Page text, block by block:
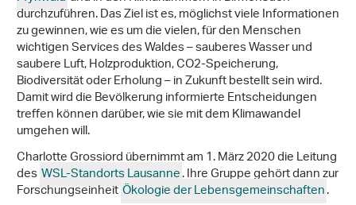
durchzuführen. Das Ziel ist es, möglichst viele Informationen
zu gewinnen, wie es um die vielen, für den Menschen
wichtigen Services des Waldes – sauberes Wasser und
saubere Luft, Holzproduktion, CO2-Speicherung,
Biodiversität oder Erholung – in Zukunft bestellt sein wird.
Damit wird die Bevölkerung informierte Entscheidungen
treffen können darüber, wie sie mit dem Klimawandel
umgehen will.
Charlotte Grossiord übernimmt am 1. März 2020 die Leitung
desWSL-Standorts Lausanne. Ihre Gruppe gehört dann zur
ForschungseinheitÖkologie der Lebensgemeinschaften.